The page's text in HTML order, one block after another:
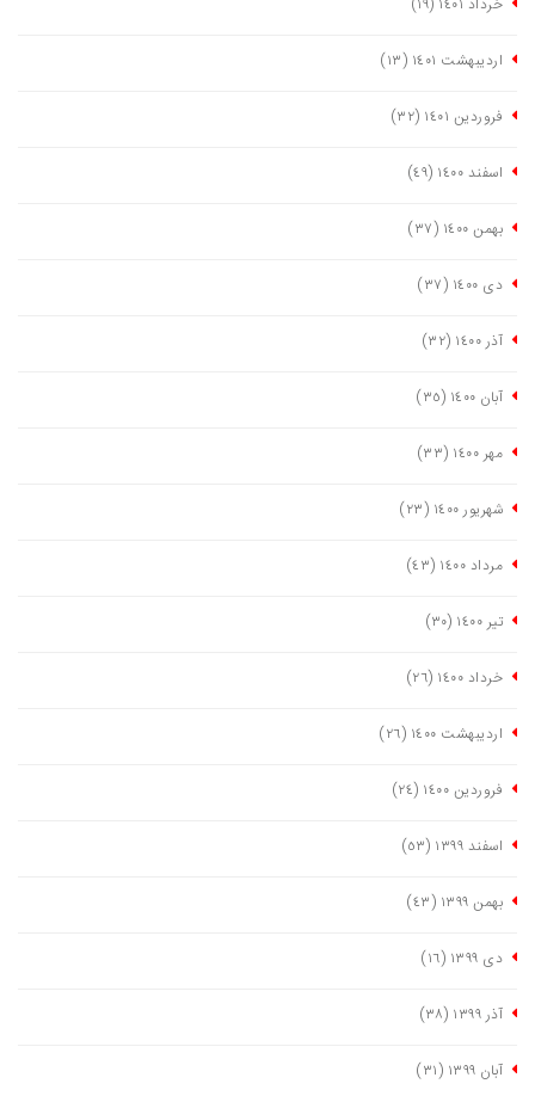
خرداد ١٤٠١ (١٩)
اردیبهشت ١٤٠١ (١٣)
فروردین ١٤٠١ (٣٢)
اسفند ١٤٠٠ (٤٩)
بهمن ١٤٠٠ (٣٧)
دی ١٤٠٠ (٣٧)
آذر ١٤٠٠ (٣٢)
آبان ١٤٠٠ (٣٥)
مهر ١٤٠٠ (٣٣)
شهریور ١٤٠٠ (٢٣)
مرداد ١٤٠٠ (٤٣)
تیر ١٤٠٠ (٣٠)
خرداد ١٤٠٠ (٢٦)
اردیبهشت ١٤٠٠ (٢٦)
فروردین ١٤٠٠ (٢٤)
اسفند ١٣٩٩ (٥٣)
بهمن ١٣٩٩ (٤٣)
دی ١٣٩٩ (١٦)
آذر ١٣٩٩ (٣٨)
آبان ١٣٩٩ (٣١)